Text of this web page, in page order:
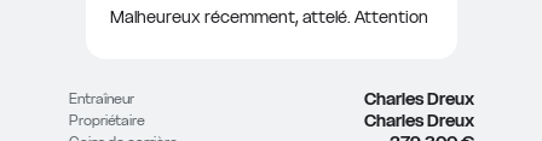
Entraîneur Charles Dreux
Propriétaire Charles Dreux